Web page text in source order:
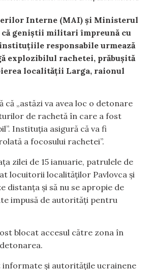
Interne (MAI) și Ministerul
geniștii militari împreună cu
responsabile urmează
explozibilul rachetei, prăbușită
localității Larga, raionul
că „astăzi va avea loc o detonare
de rachetă în care a fost
Instituția asigură că va fi
a focosului rachetei”.
zilei de 15 ianuarie, patrulele de
locuitorii localităților Pavlovca și
distanța și să nu se apropie de
impusă de autorități pentru
blocat accesul către zona în
informate și autoritățile ucrainene